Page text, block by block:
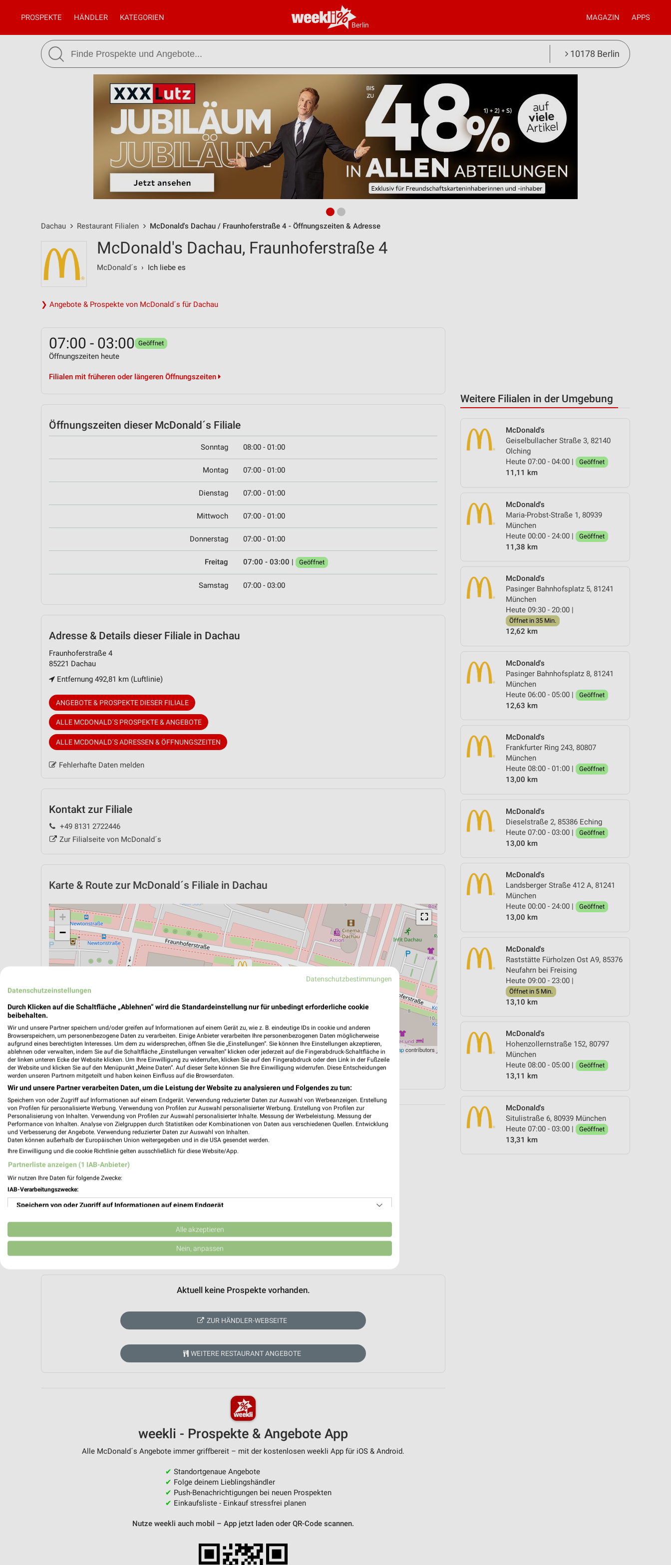
Berlin
PROSPEKTE HÄNDLER KATEGORIEN MAGAZIN APPS
10178 Berlin
Dachau Restaurant Filialen McDonald's Dachau / Fraunhoferstraße 4 - Öffnungszeiten & Adresse
Weitere Filialen in der Umgebung
McDonald's
Geiselbullacher Straße 3, 82140
Olching
Heute 07:00 - 04:00 |
Geöffnet
11,11 km
McDonald's
Maria-Probst-Straße 1, 80939
München
Heute 00:00 - 24:00 |
Geöffnet
11,38 km
McDonald's
Pasinger Bahnhofsplatz 5, 81241
München
Heute 09:30 - 20:00 |
Öffnet in 35 Min.
12,62 km
McDonald's
Pasinger Bahnhofsplatz 8, 81241
München
Heute 06:00 - 05:00 |
Geöffnet
12,63 km
McDonald's
Frankfurter Ring 243, 80807
München
Heute 08:00 - 01:00 |
Geöffnet
13,00 km
McDonald's
Dieselstraße 2, 85386 Eching
Heute 07:00 - 03:00 |
Geöffnet
13,00 km
McDonald's
Landsberger Straße 412 A, 81241
München
Heute 00:00 - 24:00 |
Geöffnet
13,00 km
McDonald's
Raststätte Fürholzen Ost A9, 85376
Neufahrn bei Freising
Heute 09:00 - 23:00 |
Öffnet in 5 Min.
13,10 km
McDonald's
Hohenzollernstraße 152, 80797
München
Heute 08:00 - 05:00 |
Geöffnet
13,11 km
McDonald's
Situlistraße 6, 80939 München
Heute 07:00 - 03:00 |
Geöffnet
13,31 km
McDonald's Dachau, Fraunhoferstraße 4
McDonald´s › Ich liebe es
❯ Angebote & Prospekte von McDonald´s für Dachau
07:00 - 03:00 Geöffnet
Öffnungszeiten heute
Filialen mit früheren oder längeren Öffnungszeiten
Öffnungszeiten dieser McDonald´s Filiale
Sonntag 08:00 - 01:00
Montag 07:00 - 01:00
Dienstag 07:00 - 01:00
Mittwoch 07:00 - 01:00
Donnerstag 07:00 - 01:00
Freitag 07:00 - 03:00 | Geöffnet
Samstag 07:00 - 03:00
Adresse & Details dieser Filiale in Dachau
Fraunhoferstraße 4
85221 Dachau
Entfernung 492,81 km (Luftlinie)
ANGEBOTE & PROSPEKTE DIESER FILIALE
ALLE MCDONALD´S PROSPEKTE & ANGEBOTE
ALLE MCDONALD´S ADRESSEN & ÖFFNUNGSZEITEN
Fehlerhafte Daten melden
Kontakt zur Filiale
+49 8131 2722446
Zur Filialseite von McDonald´s
Karte & Route zur McDonald´s Filiale in Dachau
⛶
+
−
Leaflet|©OpenStreetMapcontributors
ÖPNV ANZEIGEN LADESÄULEN ANZEIGEN NAVIGATION MIT GOOGLE/IOS MAPS
Aktuell keine Prospekte vorhanden.
ZUR HÄNDLER-WEBSEITE
WEITERE RESTAURANT ANGEBOTE
weekli - Prospekte & Angebote App
Alle McDonald´s Angebote immer griffbereit – mit der kostenlosen weekli App für iOS & Android.
✔ Standortgenaue Angebote
✔ Folge deinem Lieblingshändler
✔ Push-Benachrichtigungen bei neuen Prospekten
✔ Einkaufsliste - Einkauf stressfrei planen
Nutze weekli auch mobil – App jetzt laden oder QR-Code scannen.
Datenschutzbestimmungen
Datenschutzeinstellungen
Durch Klicken auf die Schaltfläche „Ablehnen“ wird die Standardeinstellung nur für unbedingt erforderliche cookie
beibehalten.
Wir und unsere Partner speichern und/oder greifen auf Informationen auf einem Gerät zu, wie z. B. eindeutige IDs in cookie und anderen
Browserspeichern, um personenbezogene Daten zu verarbeiten. Einige Anbieter verarbeiten Ihre personenbezogenen Daten möglicherweise
aufgrund eines berechtigten Interesses. Um dem zu widersprechen, öffnen Sie die „Einstellungen“. Sie können Ihre Einstellungen akzeptieren,
ablehnen oder verwalten, indem Sie auf die Schaltfläche „Einstellungen verwalten“ klicken oder jederzeit auf die Fingerabdruck-Schaltfläche in
der linken unteren Ecke der Website klicken. Um Ihre Einwilligung zu widerrufen, klicken Sie auf den Fingerabdruck oder den Link in der Fußzeile
der Website und klicken Sie auf den Menüpunkt „Meine Daten“. Auf dieser Seite können Sie Ihre Einwilligung widerrufen. Diese Entscheidungen
werden unseren Partnern mitgeteilt und haben keinen Einfluss auf die Browserdaten.
Wir und unsere Partner verarbeiten Daten, um die Leistung der Website zu analysieren und Folgendes zu tun:
Speichern von oder Zugriff auf Informationen auf einem Endgerät. Verwendung reduzierter Daten zur Auswahl von Werbeanzeigen. Erstellung
von Profilen für personalisierte Werbung. Verwendung von Profilen zur Auswahl personalisierter Werbung. Erstellung von Profilen zur
Personalisierung von Inhalten. Verwendung von Profilen zur Auswahl personalisierter Inhalte. Messung der Werbeleistung. Messung der
Performance von Inhalten. Analyse von Zielgruppen durch Statistiken oder Kombinationen von Daten aus verschiedenen Quellen. Entwicklung
und Verbesserung der Angebote. Verwendung reduzierter Daten zur Auswahl von Inhalten.
Daten können außerhalb der Europäischen Union weitergegeben und in die USA gesendet werden.
Ihre Einwilligung und die cookie Richtlinie gelten ausschließlich für diese Website/App.
Partnerliste anzeigen (1 IAB-Anbieter)
Wir nutzen Ihre Daten für folgende Zwecke:
IAB-Verarbeitungszwecke:
Speichern von oder Zugriff auf Informationen auf einem Endgerät
Verwendung reduzierter Daten zur Auswahl von Werbeanzeigen
Erstellung von Profilen für personalisierte Werbung
Erstellung von Profilen zur Personalisierung von Inhalten
Messung der Performance von Inhalten
Verwendung genauer Standortdaten
Geräte anhand von aktiv angeforderten Informationen identifizieren
Alle akzeptieren
Nein, anpassen